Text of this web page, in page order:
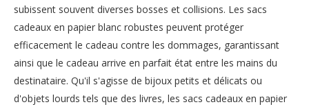
subissent souvent diverses bosses et collisions. Les sacs
cadeaux en papier blanc robustes peuvent protéger
efficacement le cadeau contre les dommages, garantissant
ainsi que le cadeau arrive en parfait état entre les mains du
destinataire. Qu'il s'agisse de bijoux petits et délicats ou
d'objets lourds tels que des livres, les sacs cadeaux en papier